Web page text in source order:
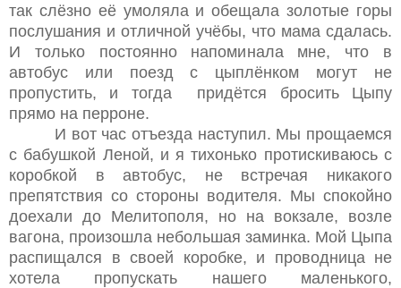
так слёзно её умоляла и обещала золотые горы
послушания и отличной учёбы, что мама сдалась.
И только постоянно напоминала мне, что в
автобус или поезд с цыплёнком могут не
пропустить, и тогда придётся бросить Цыпу
прямо на перроне.
И вот час отъезда наступил. Мы прощаемся
с бабушкой Леной, и я тихонько протискиваюсь с
коробкой в автобус, не встречая никакого
препятствия со стороны водителя. Мы спокойно
доехали до Мелитополя, но на вокзале, возле
вагона, произошла небольшая заминка. Мой Цыпа
распищался в своей коробке, и проводница не
хотела пропускать нашего маленького,